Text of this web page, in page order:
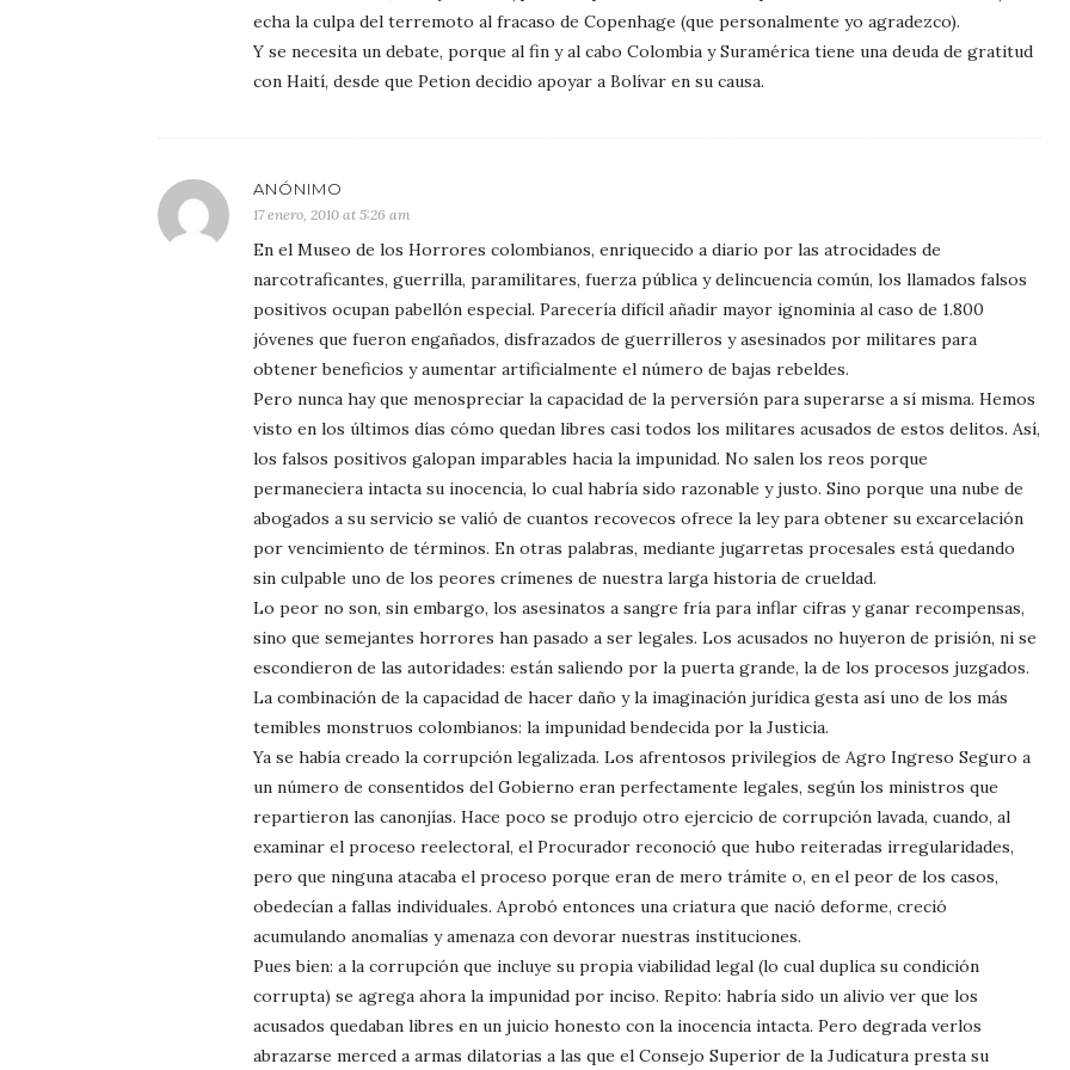
echa la culpa del terremoto al fracaso de Copenhage (que personalmente yo agradezco).
Y se necesita un debate, porque al fin y al cabo Colombia y Suramérica tiene una deuda de gratitud
con Haití, desde que Petion decidio apoyar a Bolívar en su causa.
ANÓNIMO
17 enero, 2010 at 5:26 am
En el Museo de los Horrores colombianos, enriquecido a diario por las atrocidades de
narcotraficantes, guerrilla, paramilitares, fuerza pública y delincuencia común, los llamados falsos
positivos ocupan pabellón especial. Parecería difícil añadir mayor ignominia al caso de 1.800
jóvenes que fueron engañados, disfrazados de guerrilleros y asesinados por militares para
obtener beneficios y aumentar artificialmente el número de bajas rebeldes.
Pero nunca hay que menospreciar la capacidad de la perversión para superarse a sí misma. Hemos
visto en los últimos días cómo quedan libres casi todos los militares acusados de estos delitos. Así,
los falsos positivos galopan imparables hacia la impunidad. No salen los reos porque
permaneciera intacta su inocencia, lo cual habría sido razonable y justo. Sino porque una nube de
abogados a su servicio se valió de cuantos recovecos ofrece la ley para obtener su excarcelación
por vencimiento de términos. En otras palabras, mediante jugarretas procesales está quedando
sin culpable uno de los peores crímenes de nuestra larga historia de crueldad.
Lo peor no son, sin embargo, los asesinatos a sangre fría para inflar cifras y ganar recompensas,
sino que semejantes horrores han pasado a ser legales. Los acusados no huyeron de prisión, ni se
escondieron de las autoridades: están saliendo por la puerta grande, la de los procesos juzgados.
La combinación de la capacidad de hacer daño y la imaginación jurídica gesta así uno de los más
temibles monstruos colombianos: la impunidad bendecida por la Justicia.
Ya se había creado la corrupción legalizada. Los afrentosos privilegios de Agro Ingreso Seguro a
un número de consentidos del Gobierno eran perfectamente legales, según los ministros que
repartieron las canonjías. Hace poco se produjo otro ejercicio de corrupción lavada, cuando, al
examinar el proceso reelectoral, el Procurador reconoció que hubo reiteradas irregularidades,
pero que ninguna atacaba el proceso porque eran de mero trámite o, en el peor de los casos,
obedecían a fallas individuales. Aprobó entonces una criatura que nació deforme, creció
acumulando anomalías y amenaza con devorar nuestras instituciones.
Pues bien: a la corrupción que incluye su propia viabilidad legal (lo cual duplica su condición
corrupta) se agrega ahora la impunidad por inciso. Repito: habría sido un alivio ver que los
acusados quedaban libres en un juicio honesto con la inocencia intacta. Pero degrada verlos
abrazarse merced a armas dilatorias a las que el Consejo Superior de la Judicatura presta su